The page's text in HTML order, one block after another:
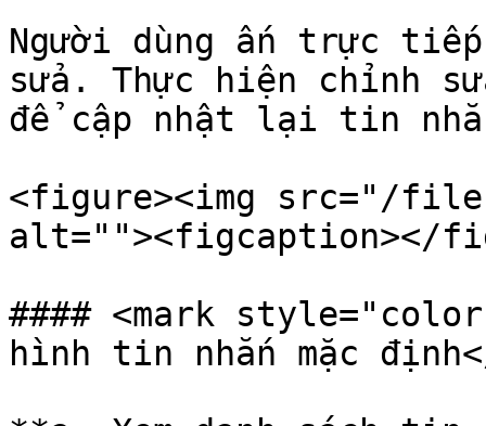
Người dùng ấn trực
sửa. Thực hiện chỉnh
để cập nhật lại tin
<figure><img src="/files/
alt=""><figcaption></
#### <mark
hình tin nhắn mặc